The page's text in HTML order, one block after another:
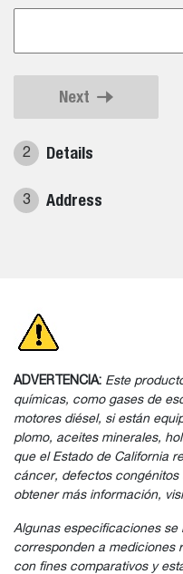
Next
2 Details
3 Address
ADVERTENCIA: Este
químicas, como gases de
motores diésel, si están
plomo, aceites minerales,
que el Estado de California
cáncer, defectos
obtener más información,
Algunas especificaciones
corresponden a mediciones
con fines comparativos y